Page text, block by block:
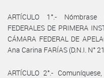
ARTÍCULO 1°.- Nómbrase
FEDERALES DE PRIMERA
CÁMARA FEDERAL DE
Ana Carina FARÍAS (D.N.I. N°
ARTÍCULO 2°.-